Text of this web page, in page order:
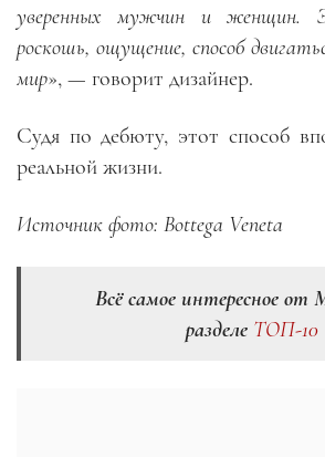
уверенных мужчин и женщин.
роскошь, ощущение, способ
мир», — говорит дизайнер.
Судя по дебюту, этот способ
реальной жизни.
Источник фото: Bottega Veneta
Всё самое интересное от
разделе ТОП-10